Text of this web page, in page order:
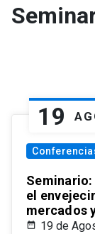
19
Seminario:
el
mercados
19 de